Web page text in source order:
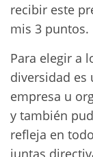
recibir este
mis 3 puntos.
Para elegir a
diversidad es
empresa u
y también
refleja en
juntas